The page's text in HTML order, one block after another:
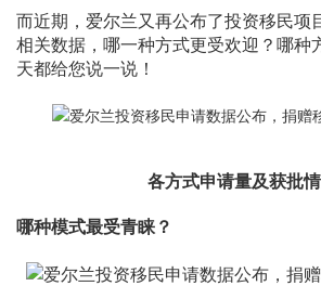
而近期，爱尔兰又再公布了投资移民项
相关数据，哪一种方式更受欢迎？哪种
天都给您说一说！
各方式申请量及获批
哪种模式最受青睐？